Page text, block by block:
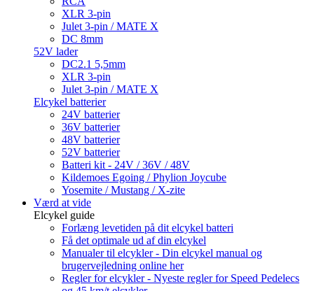
XLR 3-pin
Julet 3-pin / MATE X
DC 8mm
52V lader
DC2.1 5,5mm
XLR 3-pin
Julet 3-pin / MATE X
Elcykel batterier
24V batterier
36V batterier
48V batterier
52V batterier
Batteri kit - 24V / 36V / 48V
Kildemoes Egoing / Phylion Joycube
Yosemite / Mustang / X-zite
Værd at vide
Elcykel guide
Forlæng levetiden på dit elcykel batteri
Få det optimale ud af din elcykel
Manualer til elcykler - Din elcykel manual og
brugervejledning online her
Regler for elcykler - Nyeste regler for Speed Pedelecs